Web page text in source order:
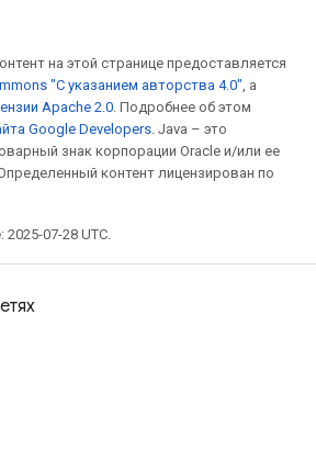
на этой странице предоставляется
"С указанием авторства 4.0", а
Apache 2.0. Подробнее об этом
Google Developers. Java – это
знак корпорации Oracle и/или ее
контент лицензирован по
07-28 UTC.